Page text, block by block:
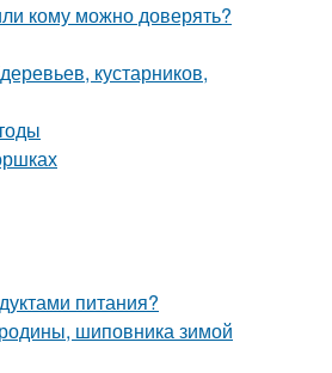
кому можно доверять?
кустарников,
питания?
шиповника зимой